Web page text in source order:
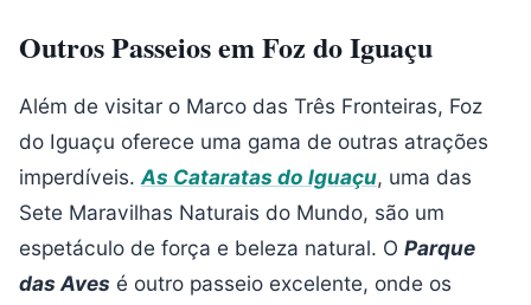
Outros Passeios em Foz do Iguaçu
Além de visitar o Marco das Três Fronteiras, Foz
do Iguaçu oferece uma gama de outras atrações
imperdíveis.As Cataratas do Iguaçu, uma das
Sete Maravilhas Naturais do Mundo, são um
espetáculo de força e beleza natural. O Parque
das Aves é outro passeio excelente, onde os